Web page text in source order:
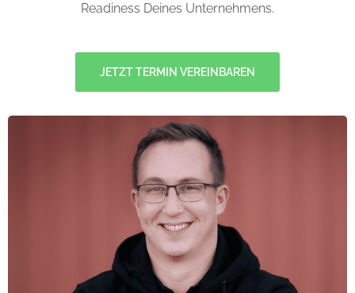
Readiness Deines Unternehmens.
JETZT TERMIN VEREINBAREN